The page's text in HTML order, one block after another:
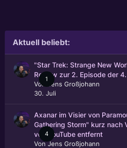
Aktuell beliebt:
1
"Star Trek: Strange New
Review zur 2. Episode der
Von
Jens Großjohann
30. Juli
4
Axanar im Visier von
Gathering Storm" kurz nach
von YouTube entfernt
VonJens Großjohann